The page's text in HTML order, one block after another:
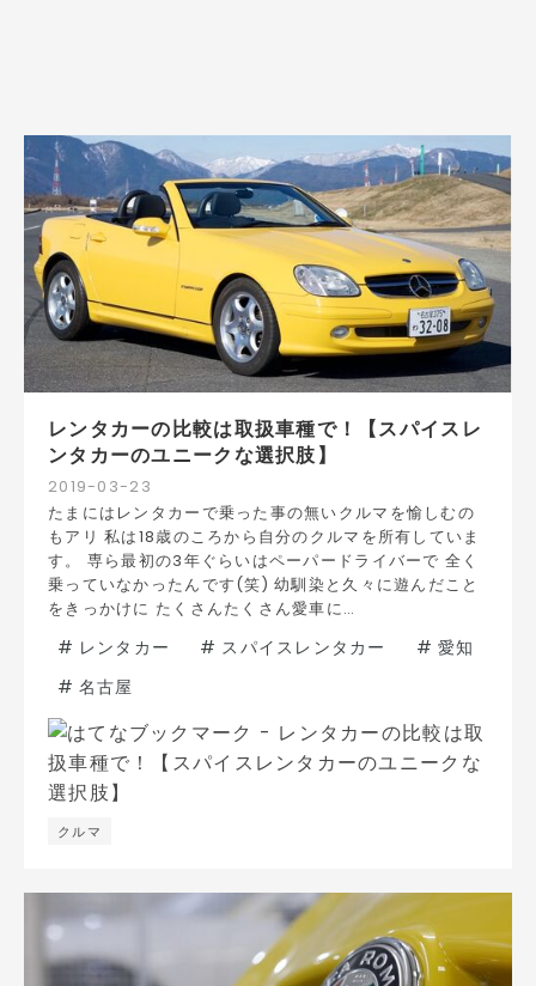
2019-03-23
レンタカーの比較は取扱車種で！【スパイスレ
ンタカーのユニークな選択肢】
クルマ
たまにはレンタカーで乗った事の無いクルマを愉しむの
もアリ 私は18歳のころから自分のクルマを所有していま
す。 専ら最初の3年ぐらいはペーパードライバーで 全く
乗っていなかったんです(笑) 幼馴染と久々に遊んだこと
をきっかけに たくさんたくさん愛車に…
# レンタカー # スパイスレンタカー # 愛知
# 名古屋